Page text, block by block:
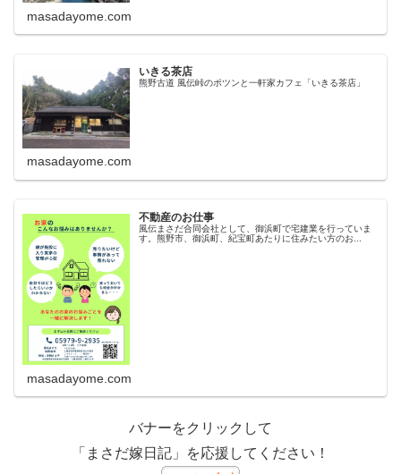
masadayome.com
いきる茶店
熊野古道 風伝峠のポツンと一軒家カフェ「いきる茶店」
masadayome.com
不動産のお仕事
風伝まさだ合同会社として、御浜町で宅建業を行っていま
す。熊野市、御浜町、紀宝町あたりに住みたい方のお...
masadayome.com
バナーをクリックして
「まさだ嫁日記」を応援してください！